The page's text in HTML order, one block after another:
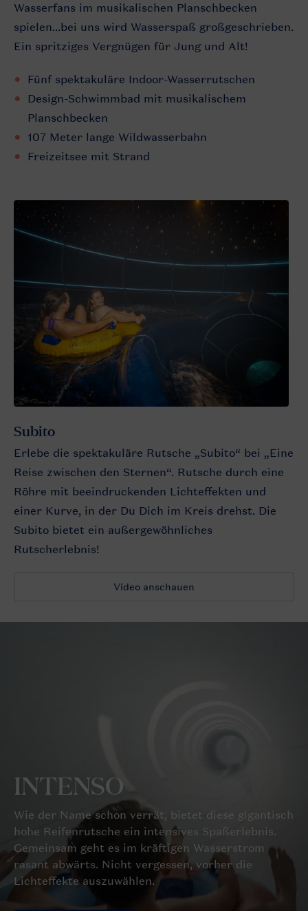
Wasserfans im musikalischen Planschbecken
spielen...bei uns wird Wasserspaß großgeschrieben.
Ein spritziges Vergnügen für Jung und Alt!
Fünf spektakuläre Indoor-Wasserrutschen
Design-Schwimmbad mit musikalischem
Planschbecken
107 Meter lange Wildwasserbahn
Freizeitsee mit Strand
Subito
Erlebe die spektakuläre Rutsche „Subito“ bei „Eine
Reise zwischen den Sternen“. Rutsche durch eine
Röhre mit beeindruckenden Lichteffekten und
einer Kurve, in der Du Dich im Kreis drehst. Die
Subito bietet ein außergewöhnliches
Rutscherlebnis!
Video anschauen
INTENSO
Wie der Name schon verrät, bietet diese gigantisch
hohe Reifenrutsche ein intensives Spaßerlebnis.
Gemeinsam geht es im kräftigen Wasserstrom
rasant abwärts. Nicht vergessen, vorher die
Lichteffekte auszuwählen.